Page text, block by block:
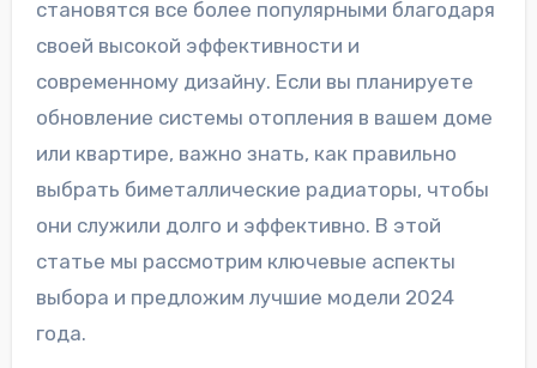
становятся все более популярными благодаря
своей высокой эффективности и
современному дизайну. Если вы планируете
обновление системы отопления в вашем доме
или квартире, важно знать, как правильно
выбрать биметаллические радиаторы, чтобы
они служили долго и эффективно. В этой
статье мы рассмотрим ключевые аспекты
выбора и предложим лучшие модели 2024
года.